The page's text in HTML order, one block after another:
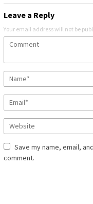
Leave a Reply
Your email address will not be
Save my name, email,
comment.